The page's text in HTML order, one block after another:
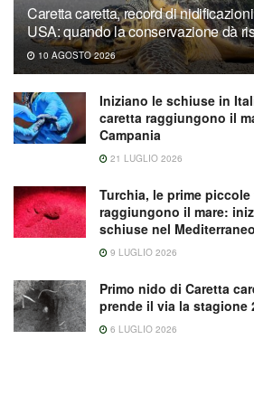
Caretta caretta, record di
USA: quando la conservazione dà
10 AGOSTO 2026
Iniziano le schiuse in
caretta raggiungono il
Campania
21 LUGLIO 2026
Turchia, le prime
raggiungono il mare:
schiuse nel Mediterraneo
9 LUGLIO 2026
Primo nido di Caretta
prende il via la stagione
6 LUGLIO 2026